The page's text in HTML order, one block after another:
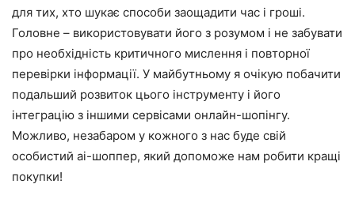
для тих, хто шукає способи заощадити час і гроші.
Головне – використовувати його з розумом і не забувати
про необхідність критичного мислення і повторної
перевірки інформації. У майбутньому я очікую побачити
подальший розвиток цього інструменту і його
інтеграцію з іншими сервісами онлайн-шопінгу.
Можливо, незабаром у кожного з нас буде свій
особистий ai-шоппер, який допоможе нам робити кращі
покупки!